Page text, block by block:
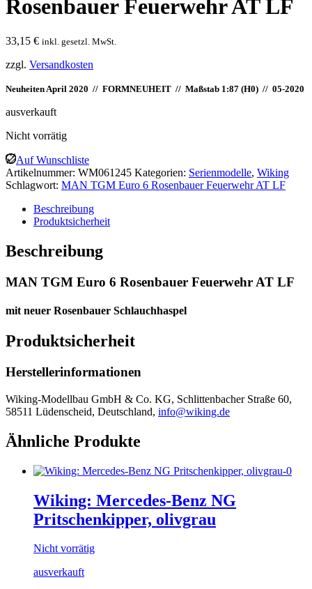
Rosenbauer Feuerwehr AT LF
33,15 € inkl. gesetzl. MwSt.
zzgl. Versandkosten
Neuheiten April 2020 // FORMNEUHEIT // Maßstab 1:87 (H0) // 05-2020
ausverkauft
Nicht vorrätig
Auf Wunschliste
Artikelnummer: WM061245 Kategorien: Serienmodelle, Wiking
Schlagwort: MAN TGM Euro 6 Rosenbauer Feuerwehr AT LF
Beschreibung
Produktsicherheit
Beschreibung
MAN TGM Euro 6 Rosenbauer Feuerwehr AT LF
mit neuer Rosenbauer Schlauchhaspel
Produktsicherheit
Herstellerinformationen
Wiking-Modellbau GmbH & Co. KG, Schlittenbacher Straße 60,
58511 Lüdenscheid, Deutschland, info@wiking.de
Ähnliche Produkte
Wiking: Mercedes-Benz NG
Pritschenkipper, olivgrau
Nicht vorrätig
ausverkauft